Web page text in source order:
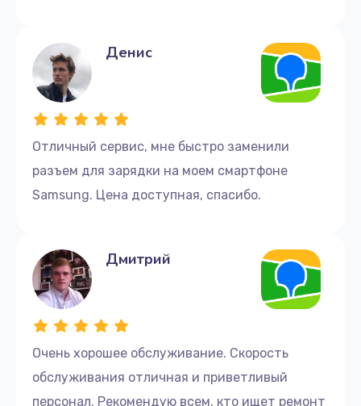
Отличный сервис, мне быстро заменили
разъем для зарядки на моем смартфоне
Samsung. Цена доступная, спасибо.
Денис
Очень хорошее обслуживание. Скорость
обслуживания отличная и приветливый
персонал. Рекомендую всем, кто ищет ремонт
Дмитрий